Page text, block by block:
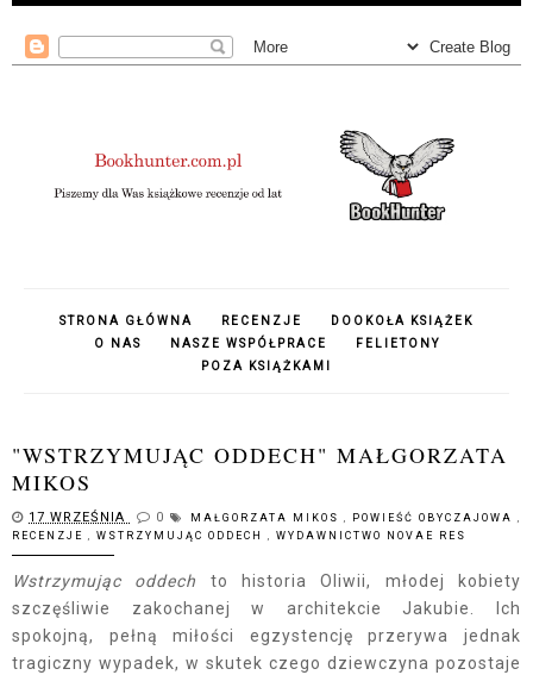
STRONA GŁÓWNA RECENZJE
DOOKOŁA KSIĄŻEK
O NAS
NASZE WSPÓŁPRACE
FELIETONY
POZA KSIĄŻKAMI
"WSTRZYMUJĄC ODDECH" MAŁGORZATA
MIKOS
17 WRZEŚNIA 0 MAŁGORZATA MIKOS , POWIEŚĆ OBYCZAJOWA,
RECENZJE , WSTRZYMUJĄC ODDECH , WYDAWNICTWO NOVAE RES
Wstrzymując oddech to historia Oliwii, młodej kobiety
szczęśliwie zakochanej w architekcie Jakubie. Ich
spokojną, pełną miłości egzystencję przerywa jednak
tragiczny wypadek, w skutek czego dziewczyna pozostaje